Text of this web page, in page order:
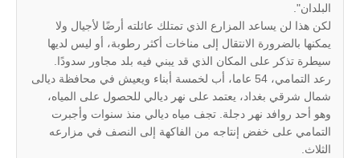
البلدان".
لكن هذا لن يساعد المزارع الذي تمتلك عائلته أرضًا لأجيال ولا
يمكنها بالضرورة الانتقال إلى مناخات أكثر رطوبة، أو ليس لديها
سيطرة تذكر على المكان الذي قد يبني فيه بلد مجاور سدودًا.
رعد التمامي، 54 عاما، أب لخمسة أبناء ويعيش في محافظة ديالى
شمال شرقي بغداد، يعتمد على نهر ديالي للحصول على المياه،
وهو أحد روافد نهر دجلة. تجف مياه ديالي منذ سنوات وأجبرت
التمامي على خفض إنتاجه من الفاكهة إلى النصف في مزارعه
الثلاث.